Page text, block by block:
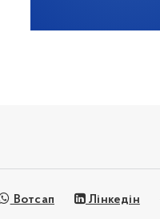
Вотсап Лінкедін